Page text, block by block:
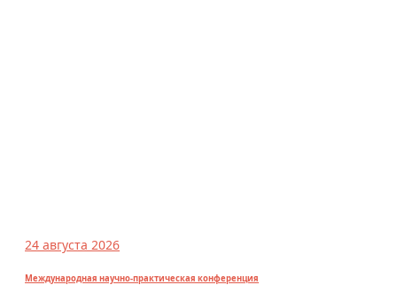
24 августа 2026
Международная научно-практическая конференция